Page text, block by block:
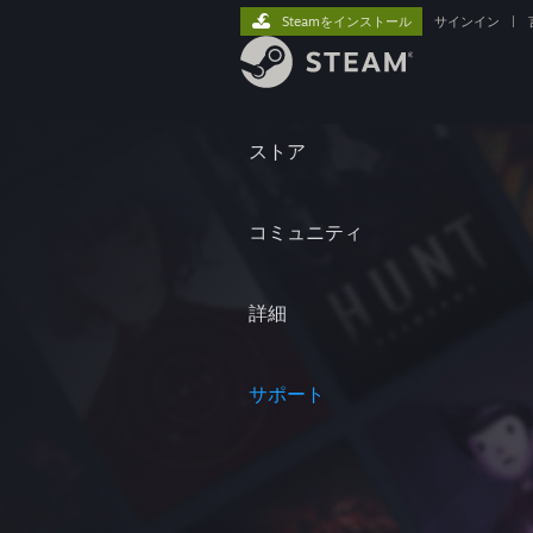
ストア
コミュニティ
詳細
サポート
Steamをインストール サインイン